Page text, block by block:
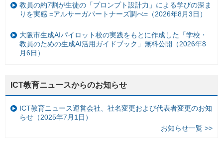
教員の約7割が生徒の「プロンプト設計力」による学びの深ま
りを実感 =アルサーガパートナーズ調べ=（2026年8月3日）
大阪市生成AIパイロット校の実践をもとに作成した「学校・
教員のための生成AI活用ガイドブック」無料公開（2026年8
月6日）
ICT教育ニュースからのお知らせ
ICT教育ニュース運営会社、社名変更および代表者変更のお知
らせ（2025年7月1日）
お知らせ一覧 >>